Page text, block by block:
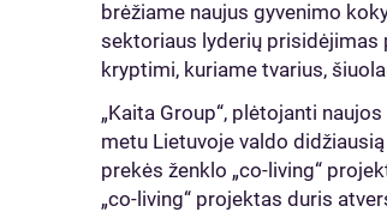
brėžiame naujus gyvenimo
sektoriaus lyderių prisidėjimas
kryptimi, kuriame tvarius,
„Kaita Group“, plėtojanti
metu Lietuvoje valdo
prekės ženklo „co-living“
„co-living“ projektas duris